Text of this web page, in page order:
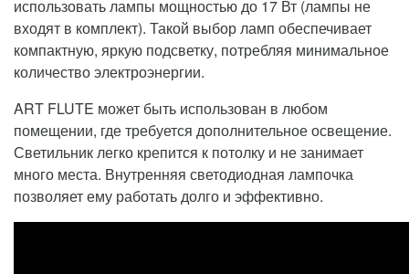
использовать лампы мощностью до 17 Вт (лампы не
входят в комплект). Такой выбор ламп обеспечивает
компактную, яркую подсветку, потребляя минимальное
количество электроэнергии.
ART FLUTE может быть использован в любом
помещении, где требуется дополнительное освещение.
Светильник легко крепится к потолку и не занимает
много места. Внутренняя светодиодная лампочка
позволяет ему работать долго и эффективно.